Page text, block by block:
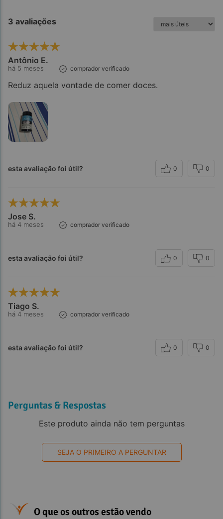
3 avaliações
Antônio E.
há 5 meses comprador verificado
Reduz aquela vontade de comer doces.
esta avaliação foi útil? 0 0
Jose S.
há 4 meses comprador verificado
esta avaliação foi útil? 0 0
Tiago S.
há 4 meses comprador verificado
esta avaliação foi útil? 0 0
Perguntas & Respostas
Este produto ainda não tem perguntas
SEJA O PRIMEIRO A PERGUNTAR
O que os outros estão vendo